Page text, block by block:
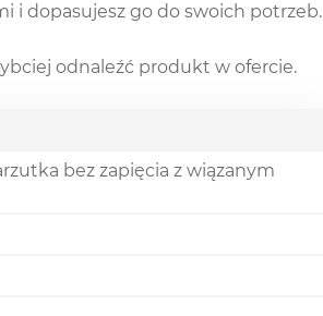
i dopasujesz go do swoich potrzeb.
odnaleźć produkt w ofercie.
bez zapięcia z wiązanym